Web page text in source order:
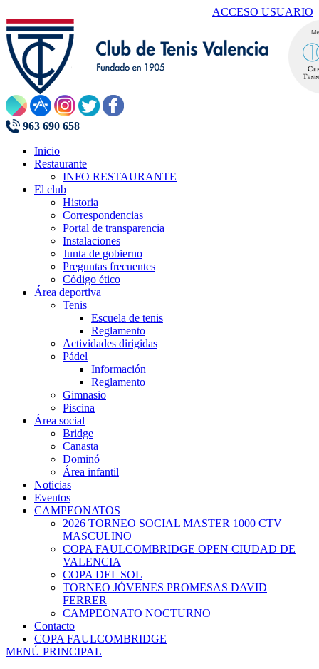
ACCESO USUARIO
963 690 658
Inicio
Restaurante
INFO RESTAURANTE
El club
Historia
Correspondencias
Portal de transparencia
Instalaciones
Junta de gobierno
Preguntas frecuentes
Código ético
Área deportiva
Tenis
Escuela de tenis
Reglamento
Actividades dirigidas
Pádel
Información
Reglamento
Gimnasio
Piscina
Área social
Bridge
Canasta
Dominó
Área infantil
Noticias
Eventos
CAMPEONATOS
2026 TORNEO SOCIAL MASTER 1000 CTV
MASCULINO
COPA FAULCOMBRIDGE OPEN CIUDAD DE
VALENCIA
COPA DEL SOL
TORNEO JÓVENES PROMESAS DAVID
FERRER
CAMPEONATO NOCTURNO
Contacto
COPA FAULCOMBRIDGE
MENÚ PRINCIPAL